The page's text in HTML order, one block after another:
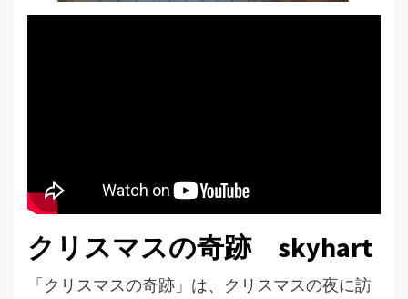
クリスマスの奇跡 skyhart
「クリスマスの奇跡」は、クリスマスの夜に訪